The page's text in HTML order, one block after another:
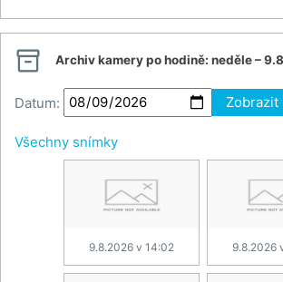
 Archiv kamery po hodině: neděle –
Datum: Zobrazit
Všechny snímky
9.8.2026 v 14:02 9.8.2026